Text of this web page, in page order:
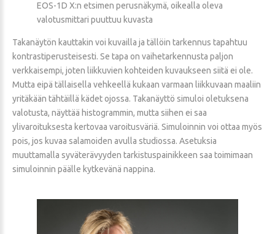
EOS-1D X:n etsimen perusnäkymä, oikealla oleva
valotusmittari puuttuu kuvasta
Takanäytön kauttakin voi kuvailla ja tällöin tarkennus tapahtuu
kontrastiperusteisesti. Se tapa on vaihetarkennusta paljon
verkkaisempi, joten liikkuvien kohteiden kuvaukseen siitä ei ole.
Mutta eipä tällaisella vehkeellä kukaan varmaan liikkuvaan maaliin
yritäkään tähtäillä kädet ojossa. Takanäyttö simuloi oletuksena
valotusta, näyttää histogrammin, mutta siihen ei saa
ylivaroituksesta kertovaa varoitusväriä. Simuloinnin voi ottaa myös
pois, jos kuvaa salamoiden avulla studiossa. Asetuksia
muuttamalla syväterävyyden tarkistuspainikkeen saa toimimaan
simuloinnin päälle kytkevänä nappina.